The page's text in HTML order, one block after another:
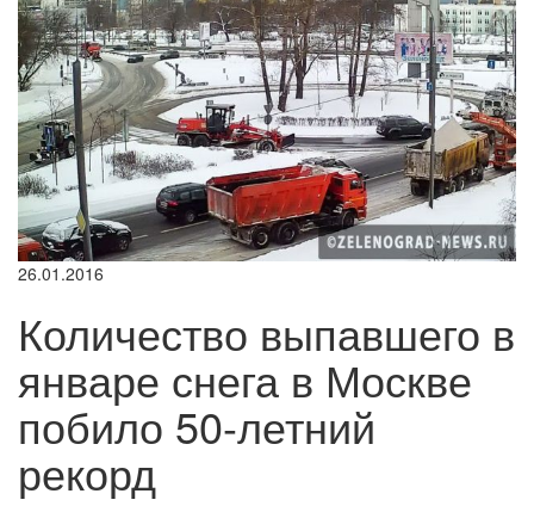
26.01.2016
Количество выпавшего в
январе снега в Москве
побило 50-летний
рекорд